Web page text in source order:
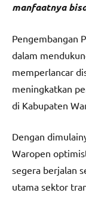
manfaatnya
Pengembangan
dalam
memperlancar
meningkatkan
di Kabupaten
Dengan
Waropen
segera berjalan
utama sektor